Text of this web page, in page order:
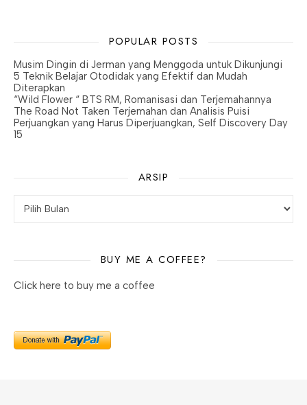
POPULAR POSTS
Musim Dingin di Jerman yang Menggoda untuk Dikunjungi
5 Teknik Belajar Otodidak yang Efektif dan Mudah
Diterapkan
“Wild Flower “ BTS RM, Romanisasi dan Terjemahannya
The Road Not Taken Terjemahan dan Analisis Puisi
Perjuangkan yang Harus Diperjuangkan, Self Discovery Day
15
ARSIP
BUY ME A COFFEE?
Click here to buy me a coffee